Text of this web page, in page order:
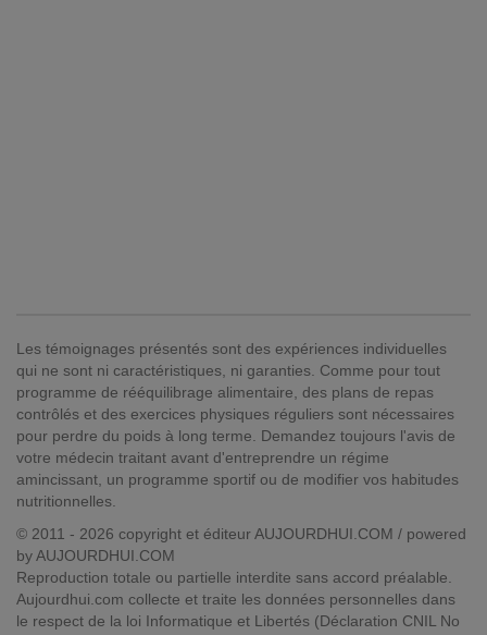
Les témoignages présentés sont des expériences individuelles
qui ne sont ni caractéristiques, ni garanties. Comme pour tout
programme de rééquilibrage alimentaire, des plans de repas
contrôlés et des exercices physiques réguliers sont nécessaires
pour perdre du poids à long terme. Demandez toujours l'avis de
votre médecin traitant avant d'entreprendre un régime
amincissant, un programme sportif ou de modifier vos habitudes
nutritionnelles.
© 2011 - 2026 copyright et éditeur AUJOURDHUI.COM / powered
by AUJOURDHUI.COM
Reproduction totale ou partielle interdite sans accord préalable.
Aujourdhui.com collecte et traite les données personnelles dans
le respect de la loi Informatique et Libertés (Déclaration CNIL No